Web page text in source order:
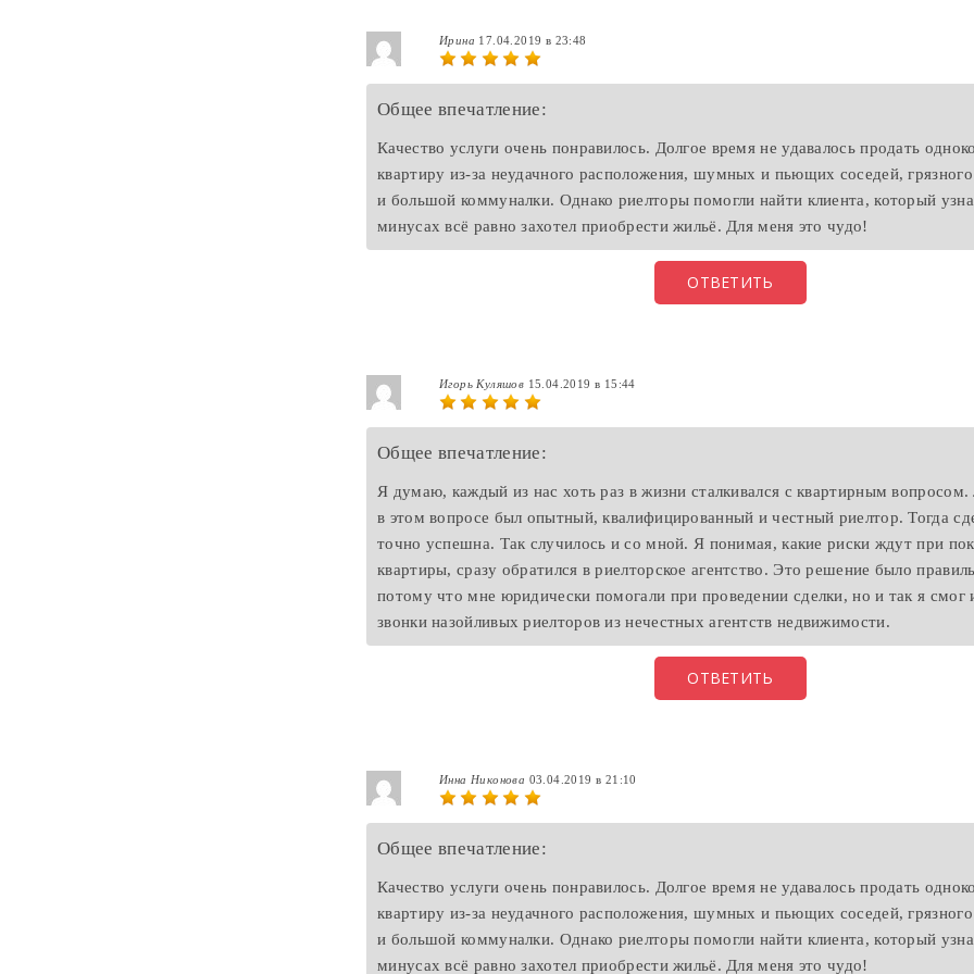
Ирина 17.04.2019 в 23:48
Общее впечатление:
Качество услуги очень понравилось. Долгое время не удавалось продать
квартиру из-за неудачного расположения, шумных и пьющих соседей, грязного
и большой коммуналки. Однако риелторы помогли найти клиента, который
минусах всё равно захотел приобрести жильё. Для меня это чудо!
ОТВЕТИТЬ
Игорь Куляшов 15.04.2019 в 15:44
Общее впечатление:
Я думаю, каждый из нас хоть раз в жизни сталкивался с квартирным
в этом вопросе был опытный, квалифицированный и честный риелтор. Тогда
точно успешна. Так случилось и со мной. Я понимая, какие риски ждут при
квартиры, сразу обратился в риелторское агентство. Это решение было
потому что мне юридически помогали при проведении сделки, но и так я смог
звонки назойливых риелторов из нечестных агентств недвижимости.
ОТВЕТИТЬ
Инна Никонова 03.04.2019 в 21:10
Общее впечатление:
Качество услуги очень понравилось. Долгое время не удавалось продать
квартиру из-за неудачного расположения, шумных и пьющих соседей, грязного
и большой коммуналки. Однако риелторы помогли найти клиента, который
минусах всё равно захотел приобрести жильё. Для меня это чудо!